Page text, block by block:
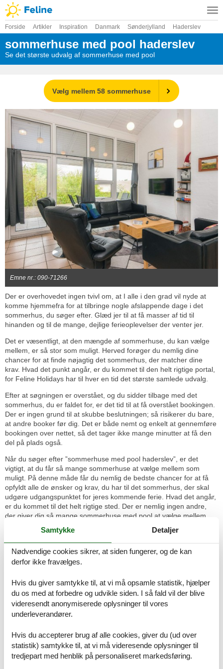
Forside Artikler Inspiration Danmark Sønderjylland Haderslev
sommerhuse med pool haderslev
Se det største udvalg af sommerhuse med pool
Vælg mellem 58 sommerhuse
Emne nr.: 090-71266
Der er overhovedet ingen tvivl om, at I alle i den grad vil nyde at
komme hjemmefra for at tilbringe nogle afslappende dage i det
sommerhus, du søger efter. Glæd jer til at få masser af tid til
hinanden og til de mange, dejlige ferieoplevelser der venter jer.
Det er væsentligt, at den mængde af sommerhuse, du kan vælge
mellem, er så stor som muligt. Herved forøger du nemlig dine
chancer for at finde nøjagtig det sommerhus, der matcher dine
krav. Hvad det punkt angår, er du kommet til den helt rigtige portal,
for Feline Holidays har til hver en tid det største samlede udvalg.
Efter at søgningen er overstået, og du sidder tilbage med det
sommerhus, du er faldet for, er det tid til at få overstået bookingen.
Der er ingen grund til at skubbe beslutningen; så risikerer du bare,
at andre booker før dig. Det er både nemt og enkelt at gennemføre
bookingen over nettet, så det tager ikke mange minutter at få den
del på plads også.
Når du søger efter ”sommerhuse med pool haderslev”, er det
vigtigt, at du får så mange sommerhuse at vælge mellem som
muligt. På denne måde får du nemlig de bedste chancer for at få
opfyldt alle de ønsker og krav, du har til det sommerhus, der skal
udgøre udgangspunktet for jeres kommende ferie. Hvad det angår,
er du kommet til det helt rigtige sted. Der er nemlig ingen andre,
der giver dig så mange sommerhuse med pool at vælge mellem,
Fri adgang til jeres helt egen pool døgnet rundt er et stensikkert hit.
Der er nærmest garanti for, at især familiens yngste medlemmer
kommer til at tilbringe meget tid i pool'en.
miniferie og (forlængede) weekendophold i et sommerhus med
pool blevet en stadigt mere efterspurgt måde at holde ferie på. Det
kan være svært at finde en hel uge i kalenderen, så en miniferie på
3-4 dage er et rigtig godt alternativ for alle, der trænger til at
et virkelig attraktivt ophold.
Ferieoplevelserne venter - se hvad I
bl.a. kan opleve:
Samtykke Detaljer
Nødvendige cookies sikrer, at siden fungerer, og de kan
derfor ikke fravælges.
Hvis du giver samtykke til, at vi må opsamle statistik, hjælper
du os med at forbedre og udvikle siden. I så fald vil der blive
videresendt anonymiserede oplysninger til vores
underleverandører.
Hvis du accepterer brug af alle cookies, giver du (ud over
statistik) samtykke til, at vi må videresende oplysninger til
tredjepart med henblik på personaliseret markedsføring.